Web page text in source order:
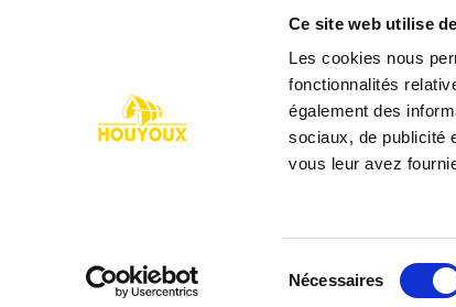
Ce site web utilise
Les cookies nous
fonctionnalités
également des
sociaux, de publicité
vous leur avez
Nécessaires
CONTACT
B-
Tel :